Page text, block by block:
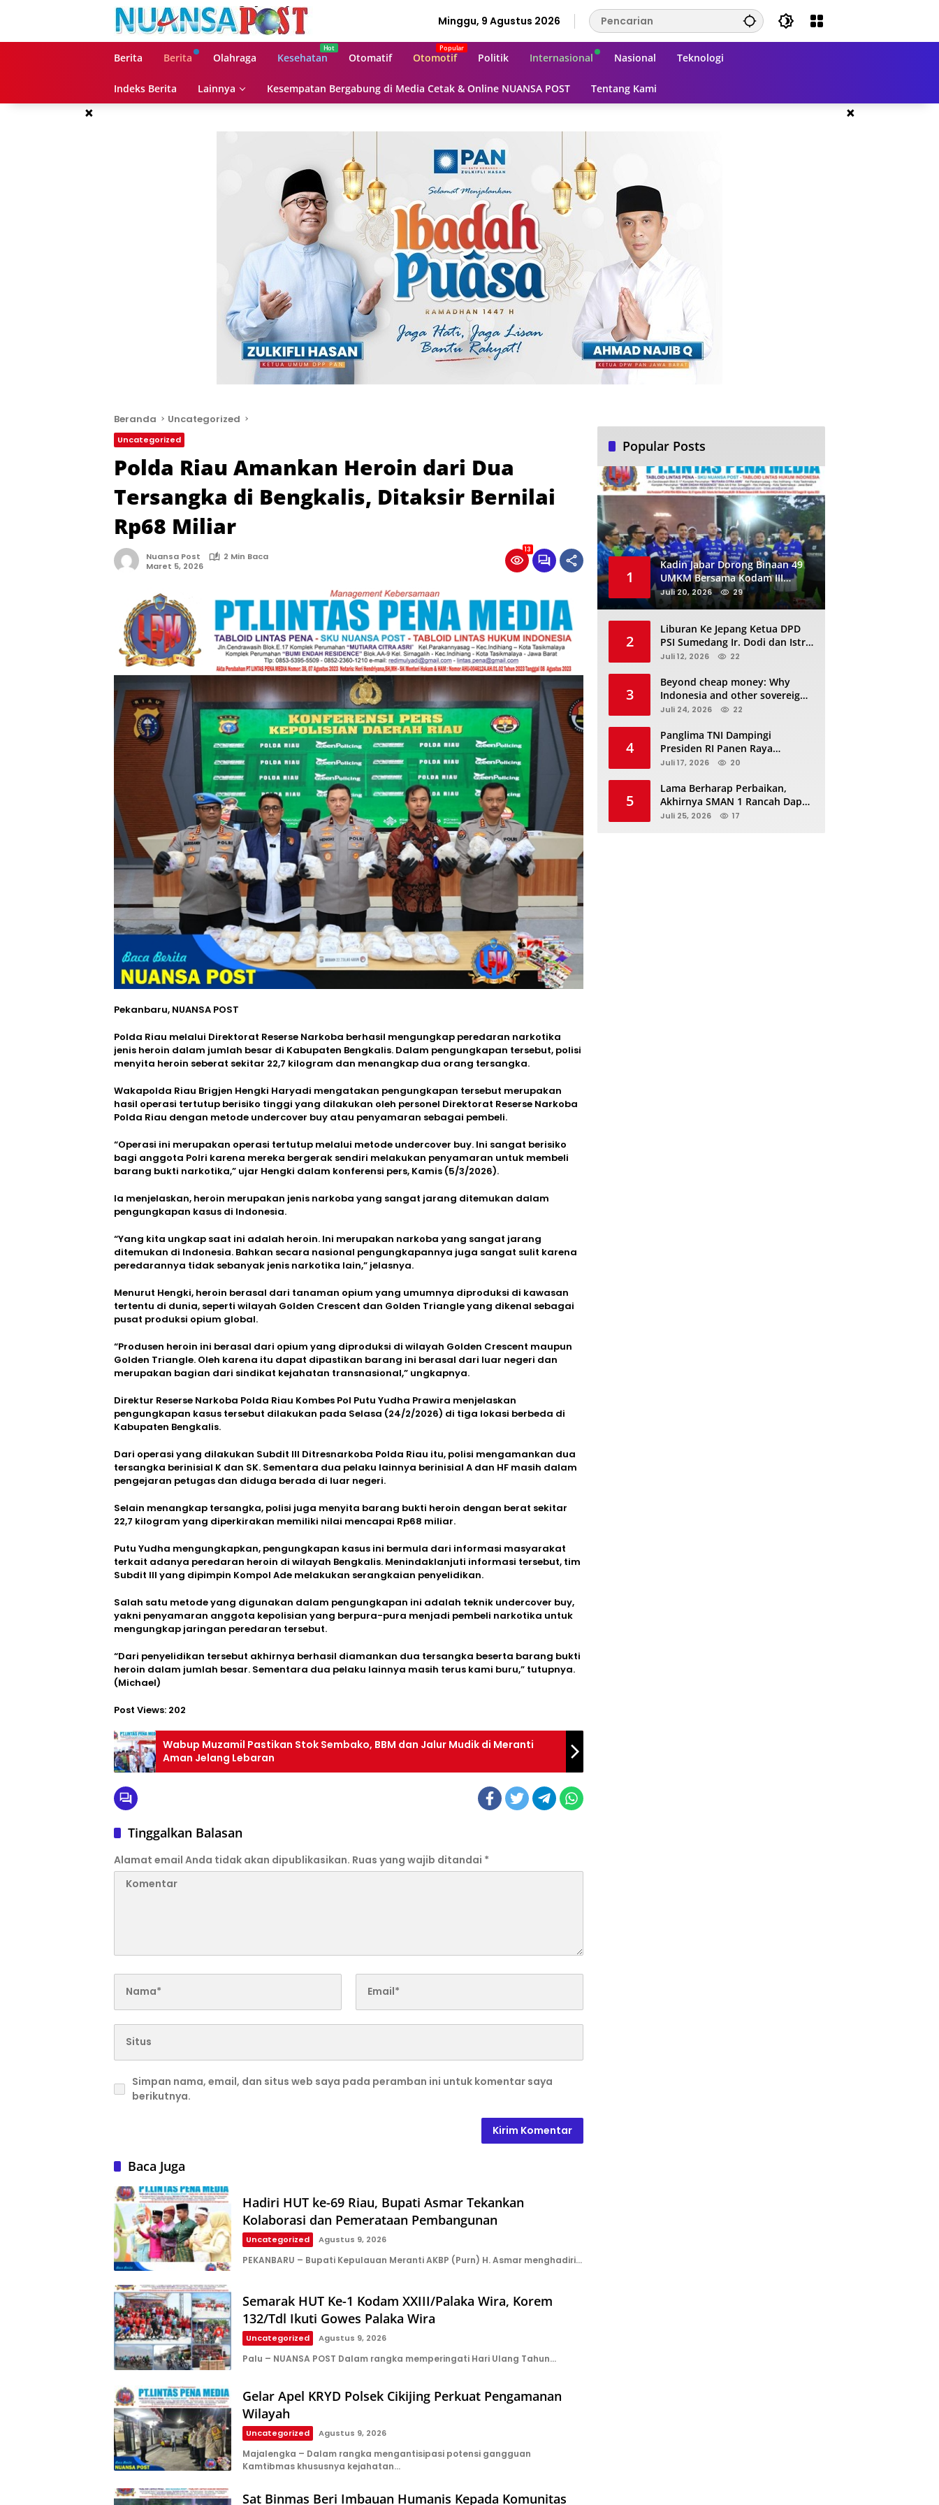
Minggu, 9 Agustus 2026
Berita Berita Olahraga Kesehatan Otomatif Otomotif Politik Internasional Nasional Teknologi
Indeks Berita Lainnya Kesempatan Bergabung di Media Cetak & Online NUANSA POST Tentang Kami
× ×
Beranda Uncategorized
Uncategorized
Polda Riau Amankan Heroin dari Dua
Tersangka di Bengkalis, Ditaksir Bernilai
Rp68 Miliar
Nuansa Post
2 Min Baca
Maret 5, 2026
13
Pekanbaru, NUANSA POST
Polda Riau melalui Direktorat Reserse Narkoba berhasil mengungkap peredaran narkotika
jenis heroin dalam jumlah besar di Kabupaten Bengkalis. Dalam pengungkapan tersebut, polisi
menyita heroin seberat sekitar 22,7 kilogram dan menangkap dua orang tersangka.
Wakapolda Riau Brigjen Hengki Haryadi mengatakan pengungkapan tersebut merupakan
hasil operasi tertutup berisiko tinggi yang dilakukan oleh personel Direktorat Reserse Narkoba
Polda Riau dengan metode undercover buy atau penyamaran sebagai pembeli.
“Operasi ini merupakan operasi tertutup melalui metode undercover buy. Ini sangat berisiko
bagi anggota Polri karena mereka bergerak sendiri melakukan penyamaran untuk membeli
barang bukti narkotika,” ujar Hengki dalam konferensi pers, Kamis (5/3/2026).
Ia menjelaskan, heroin merupakan jenis narkoba yang sangat jarang ditemukan dalam
pengungkapan kasus di Indonesia.
“Yang kita ungkap saat ini adalah heroin. Ini merupakan narkoba yang sangat jarang
ditemukan di Indonesia. Bahkan secara nasional pengungkapannya juga sangat sulit karena
peredarannya tidak sebanyak jenis narkotika lain,” jelasnya.
Menurut Hengki, heroin berasal dari tanaman opium yang umumnya diproduksi di kawasan
tertentu di dunia, seperti wilayah Golden Crescent dan Golden Triangle yang dikenal sebagai
pusat produksi opium global.
“Produsen heroin ini berasal dari opium yang diproduksi di wilayah Golden Crescent maupun
Golden Triangle. Oleh karena itu dapat dipastikan barang ini berasal dari luar negeri dan
merupakan bagian dari sindikat kejahatan transnasional,” ungkapnya.
Direktur Reserse Narkoba Polda Riau Kombes Pol Putu Yudha Prawira menjelaskan
pengungkapan kasus tersebut dilakukan pada Selasa (24/2/2026) di tiga lokasi berbeda di
Kabupaten Bengkalis.
Dari operasi yang dilakukan Subdit III Ditresnarkoba Polda Riau itu, polisi mengamankan dua
tersangka berinisial K dan SK. Sementara dua pelaku lainnya berinisial A dan HF masih dalam
pengejaran petugas dan diduga berada di luar negeri.
Selain menangkap tersangka, polisi juga menyita barang bukti heroin dengan berat sekitar
22,7 kilogram yang diperkirakan memiliki nilai mencapai Rp68 miliar.
Putu Yudha mengungkapkan, pengungkapan kasus ini bermula dari informasi masyarakat
terkait adanya peredaran heroin di wilayah Bengkalis. Menindaklanjuti informasi tersebut, tim
Subdit III yang dipimpin Kompol Ade melakukan serangkaian penyelidikan.
Salah satu metode yang digunakan dalam pengungkapan ini adalah teknik undercover buy,
yakni penyamaran anggota kepolisian yang berpura-pura menjadi pembeli narkotika untuk
mengungkap jaringan peredaran tersebut.
“Dari penyelidikan tersebut akhirnya berhasil diamankan dua tersangka beserta barang bukti
heroin dalam jumlah besar. Sementara dua pelaku lainnya masih terus kami buru,” tutupnya.
(Michael)
Post Views: 202
Wabup Muzamil Pastikan Stok Sembako, BBM dan Jalur Mudik di Meranti
Aman Jelang Lebaran
Tinggalkan Balasan
Alamat email Anda tidak akan dipublikasikan. Ruas yang wajib ditandai *
Simpan nama, email, dan situs web saya pada peramban ini untuk komentar saya
berikutnya.
Baca Juga
Hadiri HUT ke-69 Riau, Bupati Asmar Tekankan
Kolaborasi dan Pemerataan Pembangunan
Uncategorized Agustus 9, 2026
PEKANBARU – Bupati Kepulauan Meranti AKBP (Purn) H. Asmar menghadiri…
Semarak HUT Ke-1 Kodam XXIII/Palaka Wira, Korem
132/Tdl Ikuti Gowes Palaka Wira
Uncategorized Agustus 9, 2026
Palu – NUANSA POST Dalam rangka memperingati Hari Ulang Tahun…
Gelar Apel KRYD Polsek Cikijing Perkuat Pengamanan
Wilayah
Uncategorized Agustus 9, 2026
Majalengka – Dalam rangka mengantisipasi potensi gangguan
Kamtibmas khususnya kejahatan…
Sat Binmas Beri Imbauan Humanis Kepada Komunitas
Popular Posts
1
Kadin Jabar Dorong Binaan 49
UMKM Bersama Kodam III
Siliwangi Sambil Nobar Final
Piala Dunia, Akan Ada Investor
Juli 20, 2026 29
2
Liburan Ke Jepang Ketua DPD
PSI Sumedang Ir. Dodi dan Istri
Kibarkan Bendera PSI “Jangan
Juli 12, 2026 22
3
Beyond cheap money: Why
Indonesia and other sovereigns
are turning to panda bonds
Juli 24, 2026 22
4
Panglima TNI Dampingi
Presiden RI Panen Raya
Terpadu TNI, Perkuat
Juli 17, 2026 20
5
Lama Berharap Perbaikan,
Akhirnya SMAN 1 Rancah Dapat
Revitalisasi dan Kini Sedang
Juli 25, 2026 17